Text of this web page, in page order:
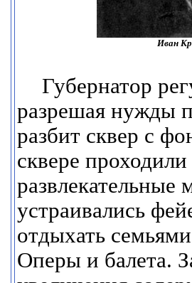
Иван
Губернатор
разрешая нужды
разбит сквер с
сквере
развлекательные
устраивались
отдыхать
Оперы и балета.